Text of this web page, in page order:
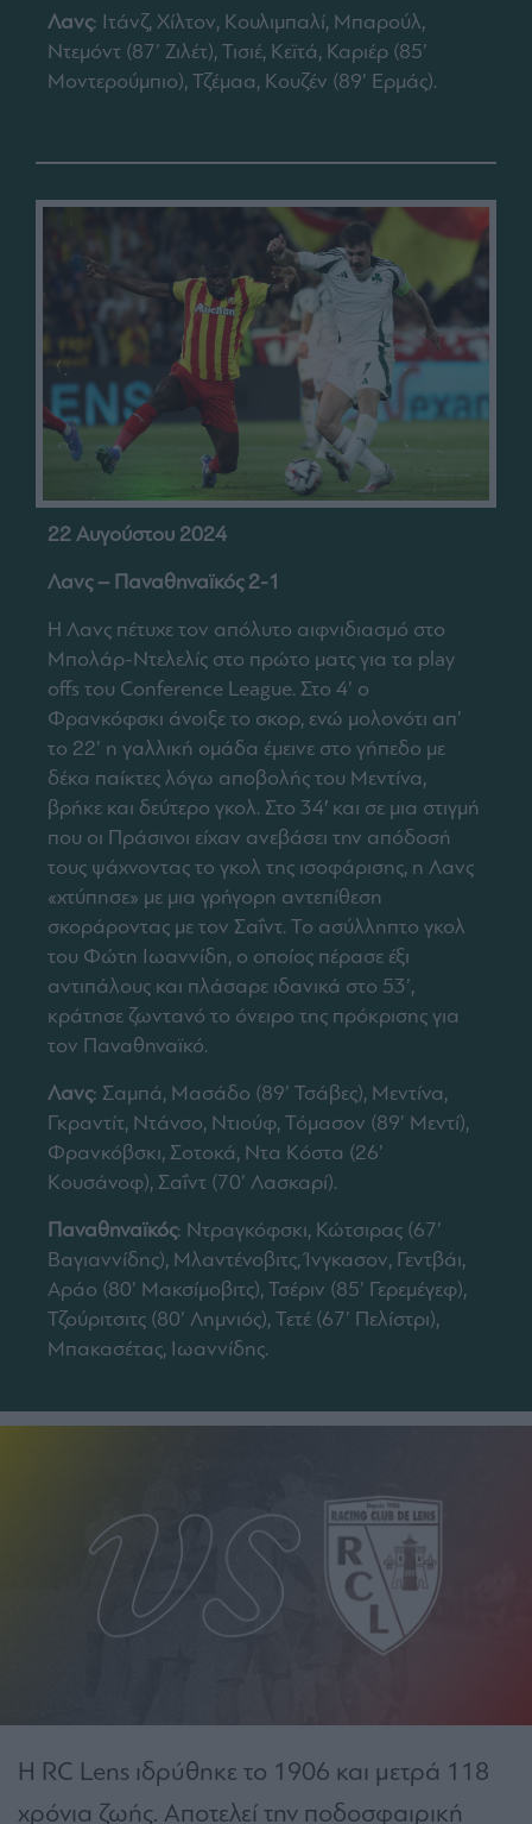
Λανς: Ιτάνζ, Χίλτον, Κουλιμπαλί, Μπαρούλ,
Ντεμόντ (87’ Ζιλέτ), Τισιέ, Κεϊτά, Καριέρ (85’
Μοντερούμπιο), Τζέμαα, Κουζέν (89’ Ερμάς).
22 Αυγούστου 2024
Λανς – Παναθηναϊκός 2-1
Η Λανς πέτυχε τον απόλυτο αιφνιδιασμό στο
Μπολάρ-Ντελελίς στο πρώτο ματς για τα play
offs του Conference League. Στο 4’ ο
Φρανκόφσκι άνοιξε το σκορ, ενώ μολονότι απ’
το 22’ η γαλλική ομάδα έμεινε στο γήπεδο με
δέκα παίκτες λόγω αποβολής του Μεντίνα,
βρήκε και δεύτερο γκολ. Στο 34′ και σε μια στιγμή
που οι Πράσινοι είχαν ανεβάσει την απόδοσή
τους ψάχνοντας το γκολ της ισοφάρισης, η Λανς
«χτύπησε» με μια γρήγορη αντεπίθεση
σκοράροντας με τον Σαΐντ. Το ασύλληπτο γκολ
του Φώτη Ιωαννίδη, ο οποίος πέρασε έξι
αντιπάλους και πλάσαρε ιδανικά στο 53’,
κράτησε ζωντανό το όνειρο της πρόκρισης για
τον Παναθηναϊκό.
Λανς: Σαμπά, Μασάδο (89’ Τσάβες), Μεντίνα,
Γκραντίτ, Ντάνσο, Ντιούφ, Τόμασον (89’ Μεντί),
Φρανκόβσκι, Σοτοκά, Ντα Κόστα (26’
Κουσάνοφ), Σαΐντ (70’ Λασκαρί).
Παναθηναϊκός: Ντραγκόφσκι, Κώτσιρας (67’
Βαγιαννίδης), Μλαντένοβιτς, Ίνγκασον, Γεντβάι,
Αράο (80’ Μακσίμοβιτς), Τσέριν (85’ Γερεμέγεφ),
Τζούριτσιτς (80’ Λημνιός), Τετέ (67’ Πελίστρι),
Μπακασέτας, Ιωαννίδης.
Η RC Lens ιδρύθηκε το 1906 και μετρά 118
χρόνια ζωής. Αποτελεί την ποδοσφαιρική